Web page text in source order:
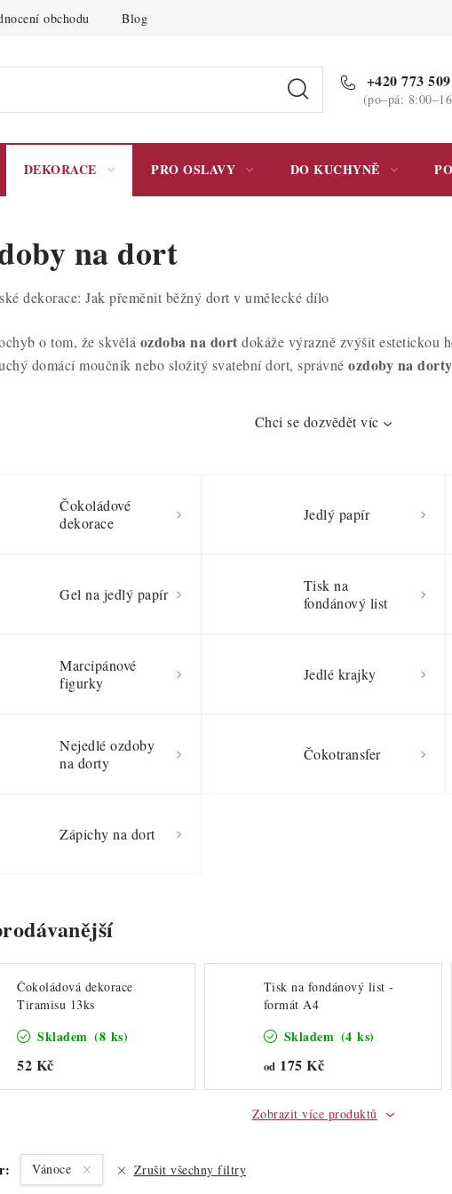
obchodu Blog Podmínky ochrany
+420 773
(po–pá:
DEKORACE PRO OSLAVY DO KUCHYNĚ
na dort
dekorace: Jak přeměnit běžný dort v umělecké dílo
o tom, že skvělá ozdoba na dort dokáže výrazně zvýšit estetickou
domácí moučník nebo složitý svatební dort, správné ozdoby na dorty
Chci se dozvědět víc
Čokoládové
dekorace
Jedlý papír
Gel na jedlý papír
Tisk na
fondánový list
Marcipánové
figurky
Jedlé krajky
Nejedlé ozdoby
na dorty
Čokotransfer
Zápichy na dort
Čokoládová dekorace
Tiramisu 13ks
Skladem (8 ks)
52 Kč
Tisk na fondánový list -
formát A4
Skladem (4 ks)
od 175 Kč
Zobrazit více produktů
Vánoce Zrušit všechny filtry